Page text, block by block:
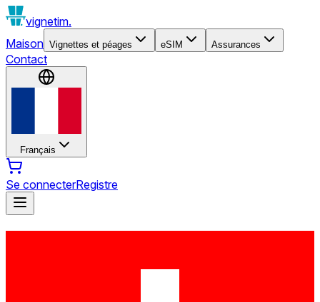
vignetim.
Maison Vignettes et péages eSIM Assurances
Contact
Français
Se connecterRegistre